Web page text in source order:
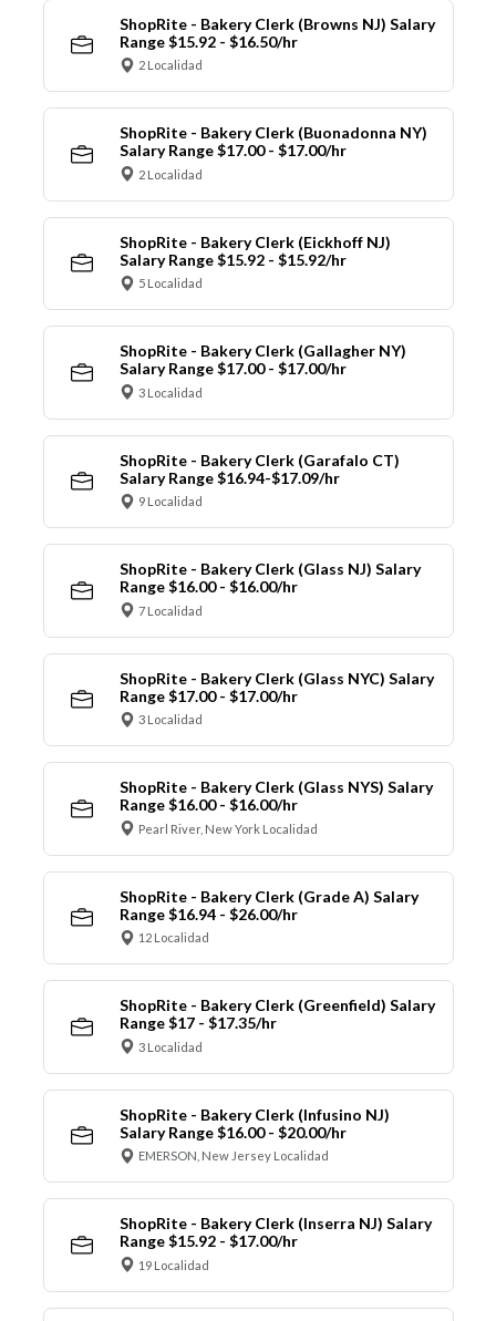
ShopRite - Bakery Clerk (Browns NJ) Salary
Range $15.92 - $16.50/hr
2 Localidad
ShopRite - Bakery Clerk (Buonadonna NY)
Salary Range $17.00 - $17.00/hr
2 Localidad
ShopRite - Bakery Clerk (Eickhoff NJ)
Salary Range $15.92 - $15.92/hr
5 Localidad
ShopRite - Bakery Clerk (Gallagher NY)
Salary Range $17.00 - $17.00/hr
3 Localidad
ShopRite - Bakery Clerk (Garafalo CT)
Salary Range $16.94-$17.09/hr
9 Localidad
ShopRite - Bakery Clerk (Glass NJ) Salary
Range $16.00 - $16.00/hr
7 Localidad
ShopRite - Bakery Clerk (Glass NYC) Salary
Range $17.00 - $17.00/hr
3 Localidad
ShopRite - Bakery Clerk (Glass NYS) Salary
Range $16.00 - $16.00/hr
Pearl River, New York Localidad
ShopRite - Bakery Clerk (Grade A) Salary
Range $16.94 - $26.00/hr
12 Localidad
ShopRite - Bakery Clerk (Greenfield) Salary
Range $17 - $17.35/hr
3 Localidad
ShopRite - Bakery Clerk (Infusino NJ)
Salary Range $16.00 - $20.00/hr
EMERSON, New Jersey Localidad
ShopRite - Bakery Clerk (Inserra NJ) Salary
Range $15.92 - $17.00/hr
19 Localidad